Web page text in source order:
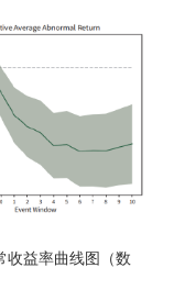
收益率曲线图（数